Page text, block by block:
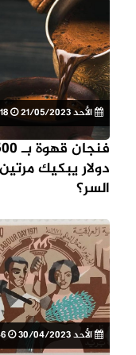
الأحد 21/05/2023
فنجان
دولار يبكيك
السر؟
الأحد 30/04/2023